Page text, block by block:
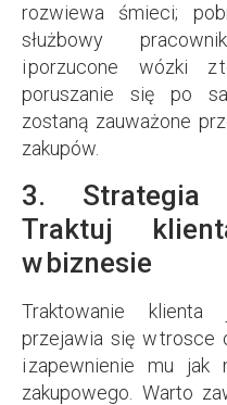
rozwiewa śmieci;
służbowy
i porzucone wózki z
poruszanie się po
zostaną zauważone
zakupów.
3. Strategia
Traktuj
w biznesie
Traktowanie klienta
przejawia się w trosce
i zapewnienie mu jak
zakupowego. Warto